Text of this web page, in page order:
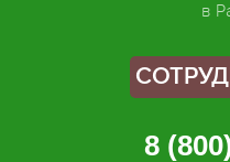
в
8